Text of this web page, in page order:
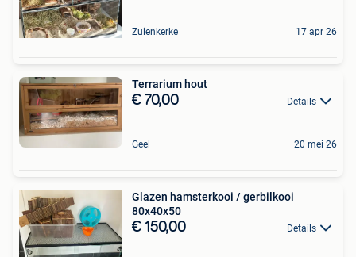
Zuienkerke 17 apr 26
Terrarium hout
€ 70,00 Details
Geel 20 mei 26
Glazen hamsterkooi / gerbilkooi
80x40x50
€ 150,00 Details